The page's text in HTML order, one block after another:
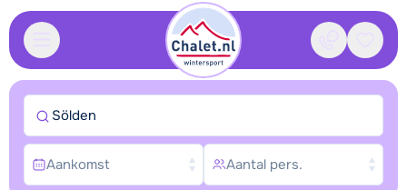
Contact
Sölden
Aankomst Aantal pers.